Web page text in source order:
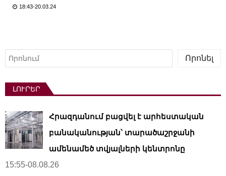
18:43-20.03.24
Որոնել
Որոնել
ԼՈՒՐԵՐ
Հրազդանում բացվել է արհեստական ​​
բանականության՝ տարածաշրջանի
ամենամեծ տվյալների կենտրոնը
15:55-08.08.26